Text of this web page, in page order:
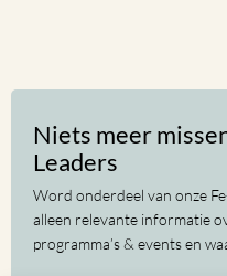
Niets meer
Leaders
Word onderdeel van onze
alleen relevante informatie
programma’s & events en